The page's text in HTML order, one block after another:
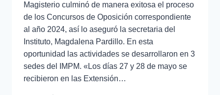
Magisterio culminó de manera exitosa el proceso
de los Concursos de Oposición correspondiente
al año 2024, así lo aseguró la secretaria del
Instituto, Magdalena Pardillo. En esta
oportunidad las actividades se desarrollaron en 3
sedes del IMPM. «Los días 27 y 28 de mayo se
recibieron en las Extensión…